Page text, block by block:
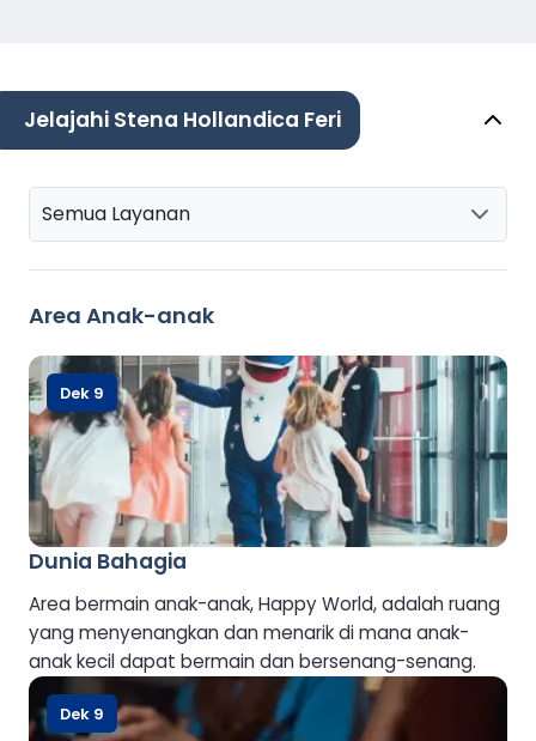
Jelajahi Stena Hollandica Feri
Semua Layanan
Area Anak-anak
Dunia Bahagia
Area bermain anak-anak, Happy World, adalah ruang
yang menyenangkan dan menarik di mana anak-
anak kecil dapat bermain dan bersenang-senang.
Dek 9
Dek 9